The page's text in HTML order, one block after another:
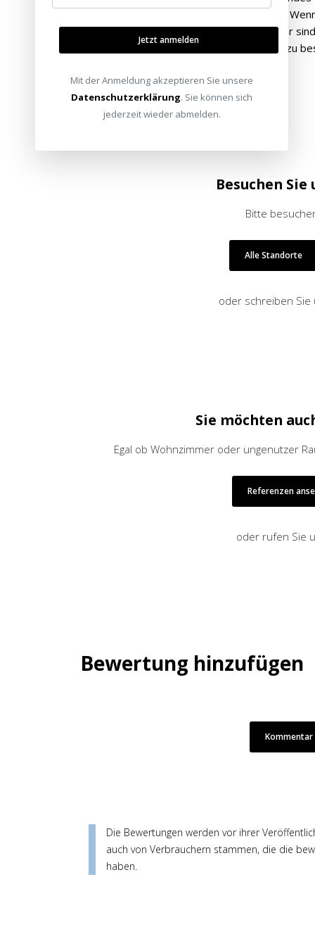
sein Preis-Leistungs-Verhältnis überzeugt.
leistungsstarken und vielseitigen Verstärker
empfehlen Ihnen, das Gerät online bei uns zu
Besuchen
Bitte
Alle Standorte
oder schreiben Sie
Sie möchten
Egal ob Wohnzimmer oder ungenutzer
Referenzen
oder rufen Sie
Bewertung hinzufügen
Die Bewertungen werden vor ihrer
auch von Verbrauchern stammen, die die
haben.
Jetzt anmelden
Mit der Anmeldung akzeptieren Sie unsere
Datenschutzerklärung. Sie können sich
jederzeit wieder abmelden.